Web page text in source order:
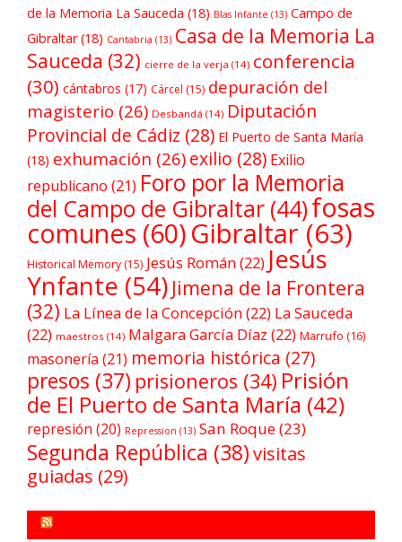
de la Memoria La Sauceda (18) Blas Infante (13) Campo de
Gibraltar(18) Cantabria (13) Casa de la Memoria La
Sauceda (32) cierre de la verja (14) conferencia
(30) cántabros (17) Cárcel (15) depuración del
magisterio (26) Desbandá (14) Diputación
Provincial de Cádiz (28) El Puerto de Santa María
(18) exhumación (26) exilio (28) Exilio
republicano (21) Foro por la Memoria
del Campo de Gibraltar (44)fosas
comunes (60)Gibraltar(63)
Historical Memory (15) Jesús Román(22) Jesús
Ynfante (54) Jimena de la Frontera
(32) La Línea de la Concepción(22) La Sauceda
(22) maestros (14) Malgara García Díaz (22) Marrufo (16)
masonería (21) memoria histórica (27)
presos (37) prisioneros (34) Prisión
de El Puerto de Santa María (42)
represión (20) Repression (13) San Roque(23)
Segunda República (38)visitas
guiadas (29)